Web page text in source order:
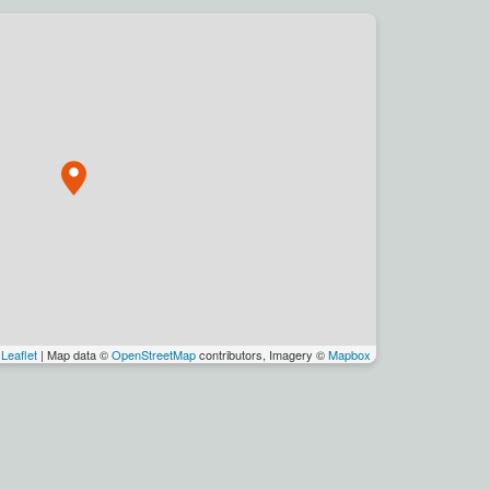
Leaflet | Map data ©OpenStreetMapcontributors, Imagery ©Mapbox